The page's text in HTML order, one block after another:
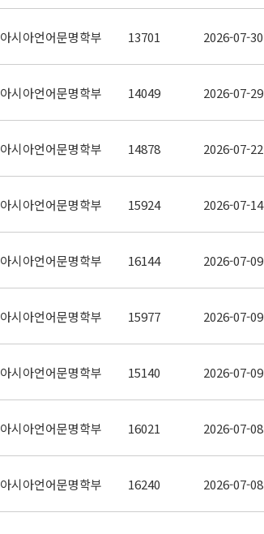
아시아언어문명학부 13701 2026-07-30
아시아언어문명학부 14049 2026-07-29
아시아언어문명학부 14878 2026-07-22
아시아언어문명학부 15924 2026-07-14
아시아언어문명학부 16144 2026-07-09
아시아언어문명학부 15977 2026-07-09
아시아언어문명학부 15140 2026-07-09
아시아언어문명학부 16021 2026-07-08
아시아언어문명학부 16240 2026-07-08